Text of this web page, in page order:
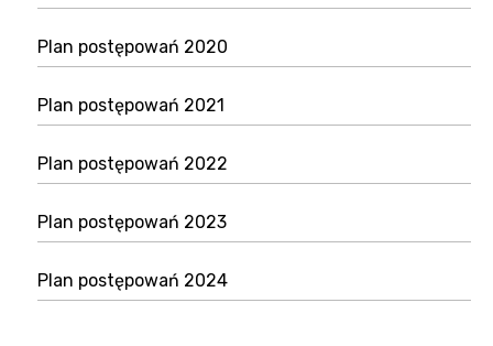
Plan postępowań 2020
Plan postępowań 2021
Plan postępowań 2022
Plan postępowań 2023
Plan postępowań 2024